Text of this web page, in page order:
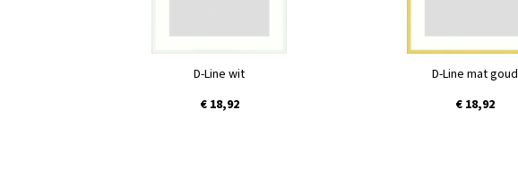
D-Line wit
€ 18,92
D-Line mat goud
€ 18,92